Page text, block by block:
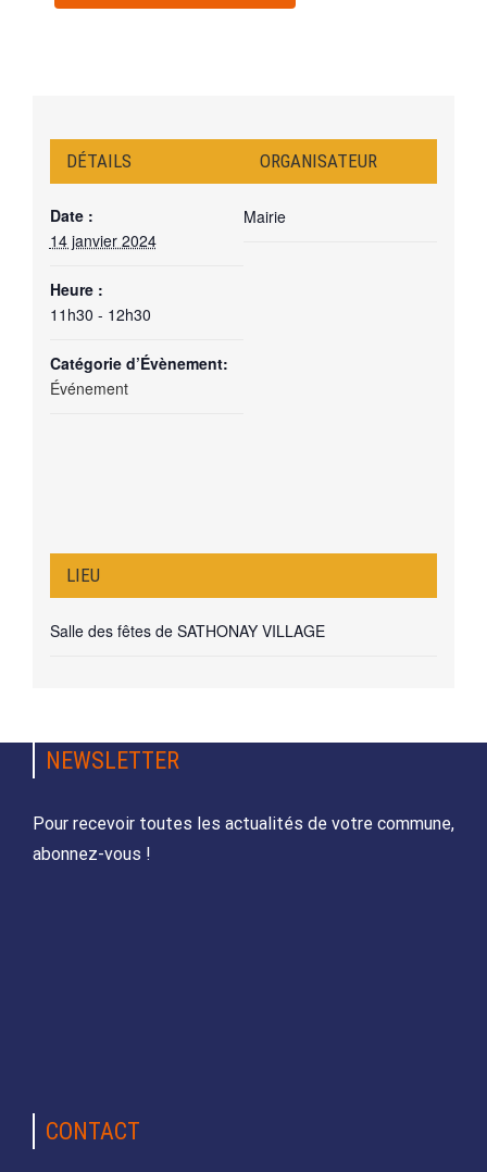
DÉTAILS
Date :
14 janvier 2024
Heure :
11h30 - 12h30
Catégorie d’Évènement:
Événement
ORGANISATEUR
Mairie
LIEU
Salle des fêtes de SATHONAY VILLAGE
NEWSLETTER
Pour recevoir toutes les actualités de votre commune,
abonnez-vous !
CONTACT